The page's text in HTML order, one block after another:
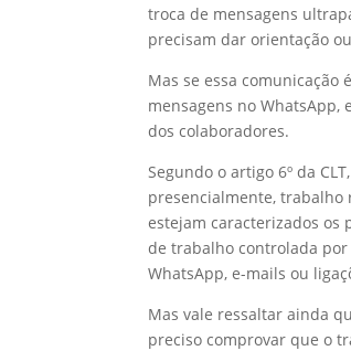
troca de mensagens
precisam dar orientação
Mas se essa
mensagens no
dos colaboradores.
Segundo o artigo 6º da
presencialmente, trabalho
estejam caracterizados os
de trabalho controlada
WhatsApp, e-mails ou
Mas vale ressaltar ainda
preciso comprovar que o